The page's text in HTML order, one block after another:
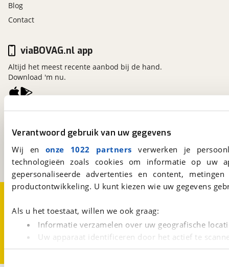
Verantwoord gebruik van uw gegevens
Wij en onze 1022 partners verwerken je
technologieën zoals cookies om informatie op
gepersonaliseerde advertenties en content,
productontwikkeling. U kunt kiezen wie uw gegevens
Als u het toestaat, willen we ook graag:
Informatie verzamelen over uw geografische
Uw apparaat identificeren door het actief te
Lees meer over hoe uw persoonlijke gegevens worden
Blog
Contact
Kosterijland15
Bunnik
Een initiatief van
BOVAG
viaBOVAG.nl app
Altijd het meest recente aanbod bij de hand.
Download 'm nu.
Over viaBOVAG.nl
Disclaimer- en Privacyverklaring